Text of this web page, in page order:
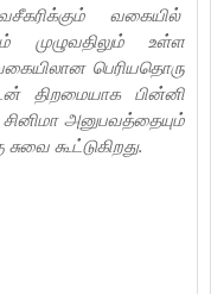
வகையில்
முழுவதிலும் உள்ள
பெரியதொரு
திறமையாக பின்னி
அனுபவத்தையும்
கூட்டுகிறது.